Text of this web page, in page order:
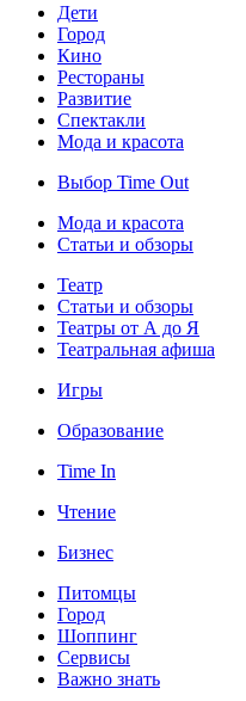
Дети
Город
Кино
Рестораны
Развитие
Спектакли
Мода и красота
Выбор Time Out
Мода и красота
Статьи и обзоры
Театр
Статьи и обзоры
Театры от А до Я
Театральная афиша
Игры
Образование
Time In
Чтение
Бизнес
Питомцы
Город
Шоппинг
Сервисы
Важно знать